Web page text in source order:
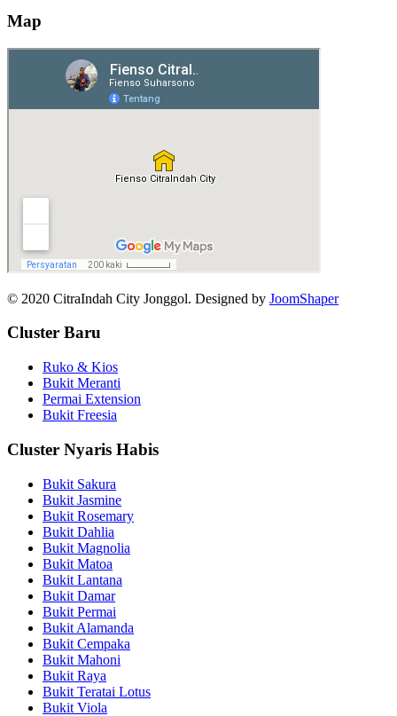
Map
© 2020 CitraIndah City Jonggol. Designed by JoomShaper
Cluster Baru
Ruko & Kios
Bukit Meranti
Permai Extension
Bukit Freesia
Cluster Nyaris Habis
Bukit Sakura
Bukit Jasmine
Bukit Rosemary
Bukit Dahlia
Bukit Magnolia
Bukit Matoa
Bukit Lantana
Bukit Damar
Bukit Permai
Bukit Alamanda
Bukit Cempaka
Bukit Mahoni
Bukit Raya
Bukit Teratai Lotus
Bukit Viola